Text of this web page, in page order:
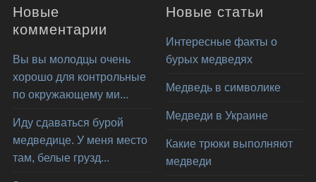
Новые
комментарии
Вы вы молодцы очень
хорошо для контрольные
по окружающему ми...
Иду сдаваться бурой
медведице. У меня место
там, белые грузд...
Новые статьи
Интересные факты о
бурых медведях
Медведь в символике
Медведи в Украине
Какие трюки выполняют
медведи